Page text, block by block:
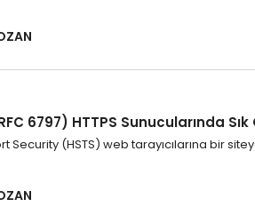
6797) HTTPS Sunucularında
Security (HSTS) web tarayıcılarına bir